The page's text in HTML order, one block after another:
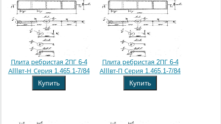
Плита ребристая 2ПГ 6-4
АIIIвт-Н Серия 1.465.1-7/84
Купить
Плита ребристая 2ПГ 6-4
АIIIвт-П Серия 1.465.1-7/84
Купить